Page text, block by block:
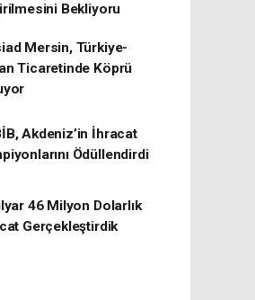
Bekliyoru
Mersin, Türkiye-
Ticaretinde Köprü
Akdeniz’in İhracat
Ödüllendirdi
46 Milyon Dolarlık
Gerçekleştirdik